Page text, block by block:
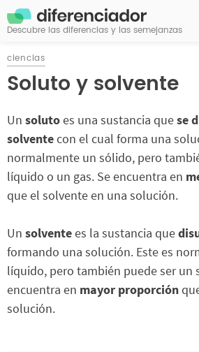
Descubre las diferencias y las semejanzas
ciencias
Soluto y solvente
Un solutoes una sustancia quese
solventecon el cual forma una
normalmente un sólido, pero
líquido o un gas. Se encuentra en
que el solvente en una solución.
Un solventees la sustancia que
formando una solución. Este es
líquido, pero también puede ser un
encuentra en mayor proporción
solución.